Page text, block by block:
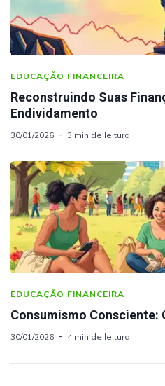
EDUCAÇÃO FINANCEIRA
Reconstruindo Suas
Endividamento
30/01/2026 3 min de leitura
EDUCAÇÃO FINANCEIRA
Consumismo Consciente:
30/01/2026 4 min de leitura